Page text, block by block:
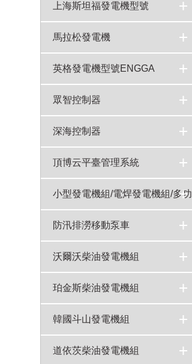
上海斯坦福發電機型號
馬拉松發電機
英格發電機型號ENGGA
眾智控制器
深海控制器
頂博云平臺管理系統
小型發電機組/電焊發電機組/多功
能發電機組
15-40KW汽油靜音發電機組 >
>
5KW汽油靜音發電機組 >
10-20KW汽油發電機雙缸風冷 >
8KW汽油機開架式發電機組 >
>
>
>
120A-180A汽油發電焊機 >
>
250A柴油發電電焊機 >
20KW汽油變頻發電機組 >
10KW汽油變頻發電機組 >
5KW靜音汽油變頻發電機組 >
5KW汽油變頻發電機組 >
3KW手提式變頻汽油發電機 >
基站專用直流電機 >
>
>
>
>
700W背負式汽油發電機組 >
5KW汽油移動照明燈 >
4-8寸汽油機水泵參數報價 >
防汛排澇移動泵車
自卸式排水方艙 >
QZ系列自吸式柴油機水泵機組 >
頂博柴油機水泵機組 >
沃爾沃柴油發電機組
沃爾沃發電機組 >
>
>
>
>
珀金斯柴油發電機組
珀金斯柴油發電機組 >
>
>
>
韓國斗山發電機組
>
>
>
韓國斗山發電機組 >
道依茨柴油發電機組